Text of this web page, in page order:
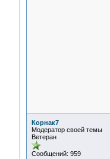
Корнак7
Модератор своей темы
Ветеран
Сообщений: 959